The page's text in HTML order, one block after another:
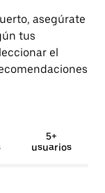
asegúrate
tus
el
5+
usuarios